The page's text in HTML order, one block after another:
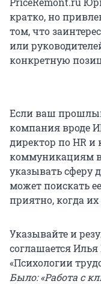
кратко, но
том, что
или
конкретную
Если ваш
компания вроде
директор по HR
коммуникациям в
указывать сферу
может поискать
приятно, когда
Указывайте и
соглашается
«Психологии
Было: «Работа с